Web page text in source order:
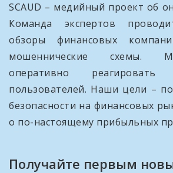
SCAUD – медийный проект об
Команда экспертов
обзоры финансовых
мошеннические схемы.
оперативно
пользователей. Наши цели –
безопасности на финансовых
о по-настоящему прибыльных
Получайте первым